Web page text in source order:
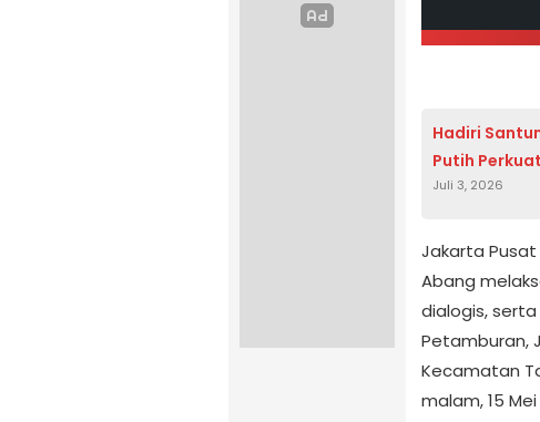
Hadiri
Putih
Juli 3, 2026
Jakarta Pusat
Abang
dialogis,
Petamburan,
Kecamatan
malam, 15